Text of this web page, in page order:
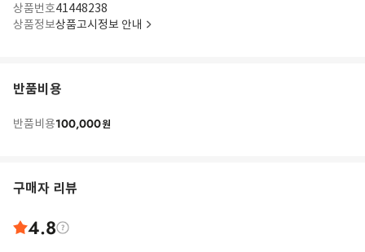
상품번호41448238
상품정보상품고시정보 안내
반품비용
반품비용100,000원
구매자 리뷰
4.8